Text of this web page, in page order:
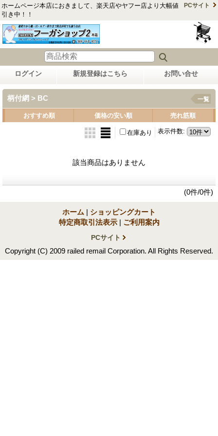
ホームページ本店におきまして、楽天店やヤフー店より大幅値
引き中！！
PCサイト
ログイン 新規登録はこちら お問い合せ
柄付網 > BC 一覧
おすすめ順 価格の安い順 売れ筋順
表示件数:
在庫あり
該当商品はありません
(0件/0件)
ホーム | ショッピングカート
特定商取引法表示 | ご利用案内
PCサイト
Copyright (C) 2009 railed remail Corporation. All Rights Reserved.